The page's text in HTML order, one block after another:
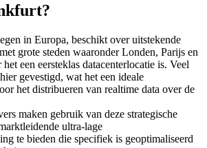
in Europa, beschikt over uitstekende
grote steden waaronder Londen, Parijs en
een eersteklas datacenterlocatie is. Veel
gevestigd, wat het een ideale
het distribueren van realtime data over de
maken gebruik van deze strategische
ultra-lage
te bieden die specifiek is geoptimaliseerd